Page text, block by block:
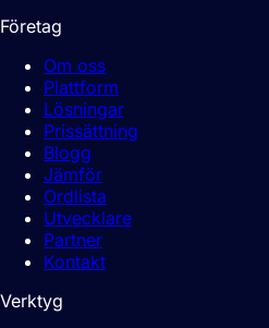
Företag
Om oss
Plattform
Lösningar
Prissättning
Blogg
Jämför
Ordlista
Utvecklare
Partner
Kontakt
Verktyg